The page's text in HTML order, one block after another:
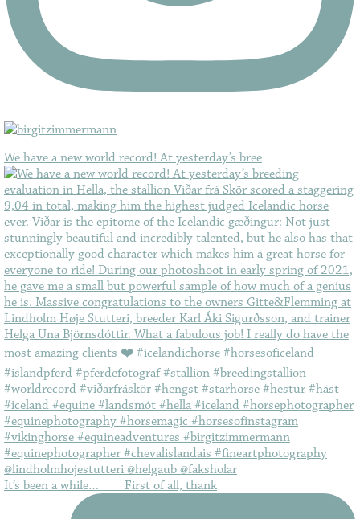
We have a new world record! At yesterday’s bree
It’s been a while…⠀ ⠀ First of all, thank